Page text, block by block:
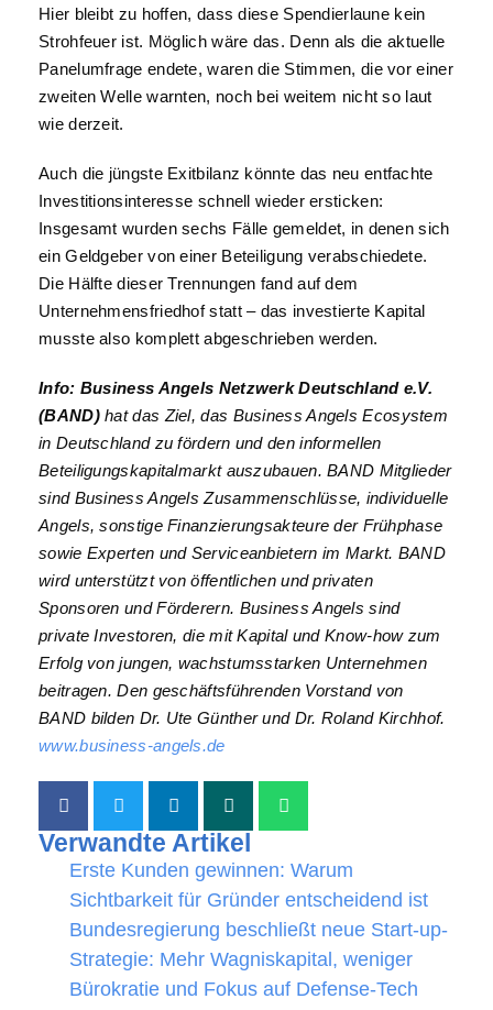
Hier bleibt zu hoffen, dass diese Spendierlaune kein
Strohfeuer ist. Möglich wäre das. Denn als die aktuelle
Panelumfrage endete, waren die Stimmen, die vor einer
zweiten Welle warnten, noch bei weitem nicht so laut
wie derzeit.
Auch die jüngste Exitbilanz könnte das neu entfachte
Investitionsinteresse schnell wieder ersticken:
Insgesamt wurden sechs Fälle gemeldet, in denen sich
ein Geldgeber von einer Beteiligung verabschiedete.
Die Hälfte dieser Trennungen fand auf dem
Unternehmensfriedhof statt – das investierte Kapital
musste also komplett abgeschrieben werden.
Info: Business Angels Netzwerk Deutschland e.V.
(BAND)hat das Ziel, das Business Angels Ecosystem
in Deutschland zu fördern und den informellen
Beteiligungskapitalmarkt auszubauen. BAND Mitglieder
sind Business Angels Zusammenschlüsse, individuelle
Angels, sonstige Finanzierungsakteure der Frühphase
sowie Experten und Serviceanbietern im Markt. BAND
wird unterstützt von öffentlichen und privaten
Sponsoren und Förderern. Business Angels sind
private Investoren, die mit Kapital und Know-how zum
Erfolg von jungen, wachstumsstarken Unternehmen
beitragen. Den geschäftsführenden Vorstand von
BAND bilden Dr. Ute Günther und Dr. Roland Kirchhof.
www.business-angels.de
Verwandte Artikel
Erste Kunden gewinnen: Warum
Sichtbarkeit für Gründer entscheidend ist
Bundesregierung beschließt neue Start-up-
Strategie: Mehr Wagniskapital, weniger
Bürokratie und Fokus auf Defense-Tech